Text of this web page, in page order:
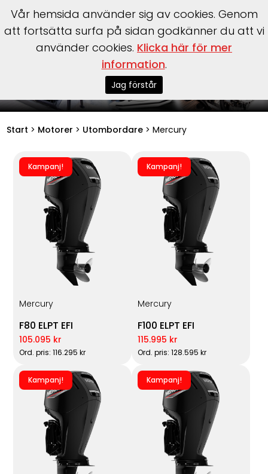
Mercury motorer
Start > Motorer > Utombordare >Mercury
Kampanj!
Mercury
F80 ELPT EFI
105.095 kr
Ord. pris: 116.295 kr
Kampanj!
Mercury
F100 ELPT EFI
115.995 kr
Ord. pris: 128.595 kr
Kampanj! Kampanj!
Vår hemsida använder sig av cookies. Genom
att fortsätta surfa på sidan godkänner du att vi
använder cookies. Klicka här för mer
information.
Jag förstår